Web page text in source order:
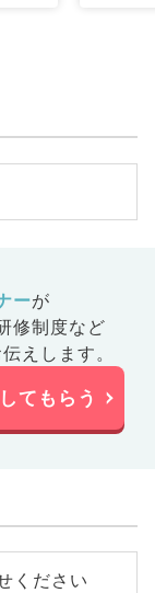
ーが
修制度など
えします。
てもらう
ください